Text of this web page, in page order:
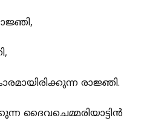
രാജ്ഞി.
ദൈവചെമ്മരിയാട്ടിന്‍